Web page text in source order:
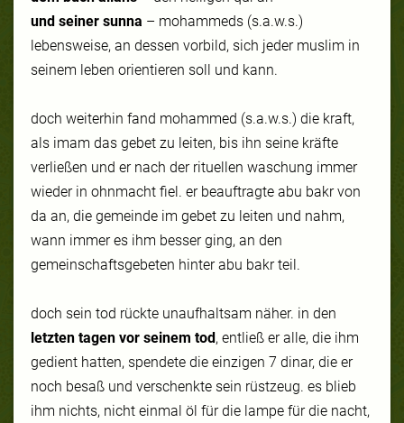
und seiner sunna – mohammeds (s.a.w.s.)
lebensweise, an dessen vorbild, sich jeder muslim in
seinem leben orientieren soll und kann.
doch weiterhin fand mohammed (s.a.w.s.) die kraft,
als imam das gebet zu leiten, bis ihn seine kräfte
verließen und er nach der rituellen waschung immer
wieder in ohnmacht fiel. er beauftragte abu bakr von
da an, die gemeinde im gebet zu leiten und nahm,
wann immer es ihm besser ging, an den
gemeinschaftsgebeten hinter abu bakr teil.
doch sein tod rückte unaufhaltsam näher. in den
letzten tagen vor seinem tod, entließ er alle, die ihm
gedient hatten, spendete die einzigen 7 dinar, die er
noch besaß und verschenkte sein rüstzeug. es blieb
ihm nichts, nicht einmal öl für die lampe für die nacht,